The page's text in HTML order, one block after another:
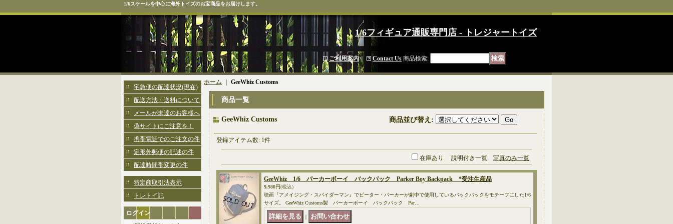
1/6スケールを中心に海外トイズのお宝商品をお届けします。
1/6フィギュア通販専門店 - トレジャートイズ
ご利用案内｜ Contact Us 商品検索:
宅急便の配達状況(現在)
配送方法・送料について
メールが未達のお客様へ
偽サイトにご注意を！
携帯電話でのご注文の件
定形外郵便の記述の件
配達時間帯変更の件
特定商取引法表示
トレトイ記
ログイン
ホーム GeeWhiz Customs
商品一覧
GeeWhiz Customs 商品並び替え :
登録アイテム数: 1件
在庫あり 説明付き一覧 写真のみ一覧
GeeWhiz 1/6 パーカーボーイ バックパック Parker Boy Backpack *受注生産品
9,980円(税込)
映画『アメイジング・スパイダーマン』でピーター・パーカーが劇中で使用しているバックパックをモチーフにした1/6
サイズ。 GeeWhiz Customs製 パーカーボーイ バックパック Par…
｜